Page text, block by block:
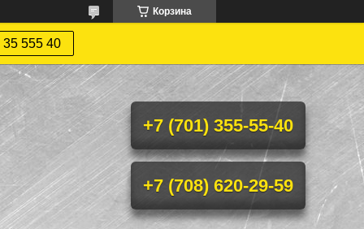
Корзина
35 555 40
+7 (701) 355-55-40
+7 (708) 620-29-59